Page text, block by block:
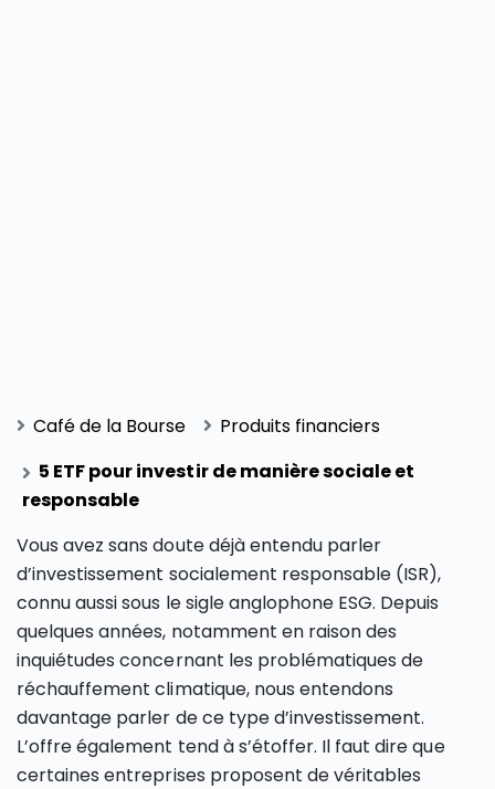
Café de la Bourse
Produits financiers
5 ETF pour investir de manière sociale et
responsable
Vous avez sans doute déjà entendu parler
d’investissement socialement responsable (ISR),
connu aussi sous le sigle anglophone ESG. Depuis
quelques années, notamment en raison des
inquiétudes concernant les problématiques de
réchauffement climatique, nous entendons
davantage parler de ce type d’investissement.
L’offre également tend à s’étoffer. Il faut dire que
certaines entreprises proposent de véritables